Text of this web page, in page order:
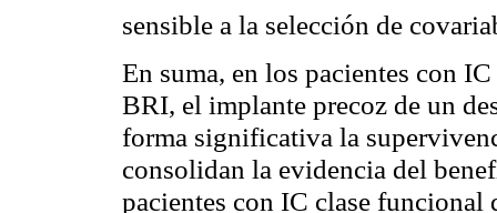
sensible a la selección de
En suma, en los pacientes con
BRI, el implante precoz de un
forma significativa la
consolidan la evidencia del
pacientes con IC clase